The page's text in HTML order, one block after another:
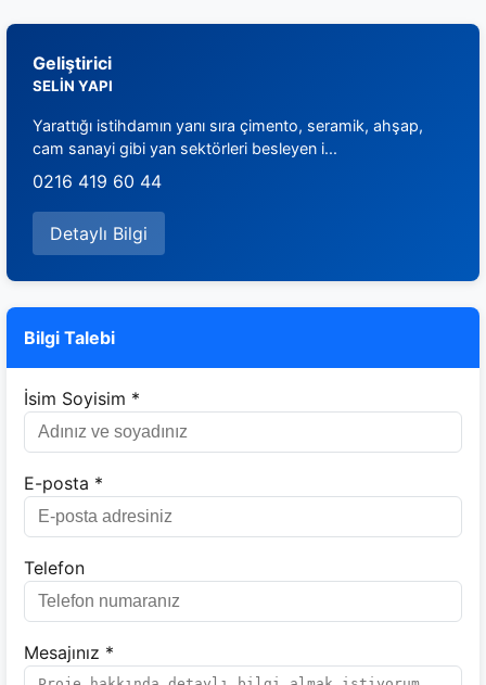
Geliştirici
SELİN YAPI
Yarattığı istihdamın yanı sıra çimento, seramik, ahşap,
cam sanayi gibi yan sektörleri besleyen i...
0216 419 60 44
Detaylı Bilgi
Bilgi Talebi
İsim Soyisim *
E-posta *
Telefon
Mesajınız *